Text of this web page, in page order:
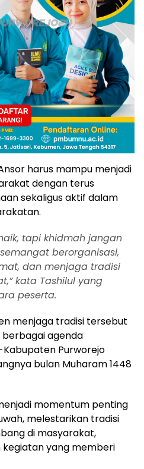
harus mampu menjadi
dengan terus
sekaligus aktif dalam
tapi khidmah jangan
berorganisasi,
dan menjaga tradisi
kata Tashilul yang
peserta.
menjaga tradisi tersebut
berbagai agenda
Purworejo
bulan Muharam 1448
momentum penting
melestarikan tradisi
di masyarakat,
kegiatan yang memberi